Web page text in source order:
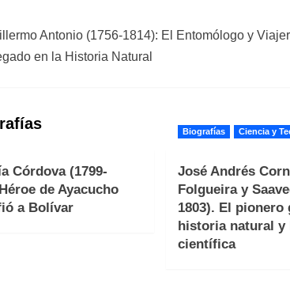
Antonio (1756-1814): El Entomólogo y
en la Historia Natural
Córdova (1799-
de Ayacucho
a Bolívar
Biografías Ciencia y
José Andrés
Folgueira y
1803). El pionero
historia natural y
científica